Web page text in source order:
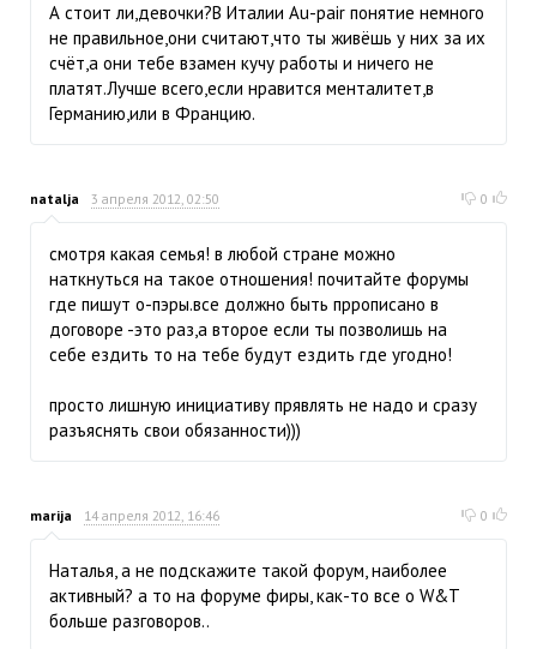
А стоит ли,девочки?В Италии Au-pair понятие немного
не правильное,они считают,что ты живёшь у них за их
счёт,а они тебе взамен кучу работы и ничего не
платят.Лучше всего,если нравится менталитет,в
Германию,или в Францию.
natalja 3 апреля 2012, 02:50 0
смотря какая семья! в любой стране можно
наткнуться на такое отношения! почитайте форумы
где пишут о-пэры.все должно быть пррописано в
договоре -это раз,а второе если ты позволишь на
себе ездить то на тебе будут ездить где угодно!
просто лишную инициативу прявлять не надо и сразу
разъяснять свои обязанности)))
marija 14 апреля 2012, 16:46 0
Наталья, а не подскажите такой форум, наиболее
активный? а то на форуме фиры, как-то все о W&T
больше разговоров..